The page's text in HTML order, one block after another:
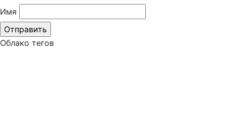
Имя
Облако тегов